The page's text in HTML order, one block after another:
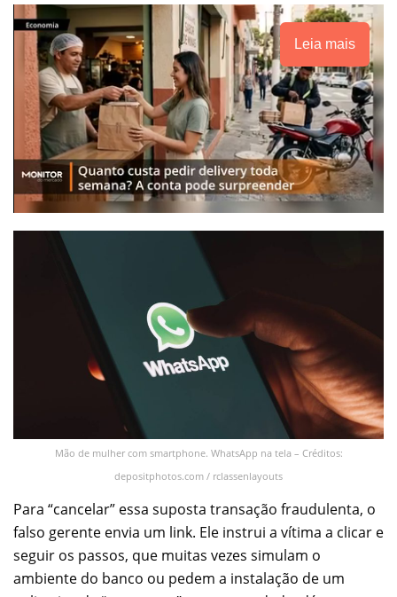
Leia mais
Mão de mulher com smartphone. WhatsApp na tela – Créditos:
depositphotos.com / rclassenlayouts
Para “cancelar” essa suposta transação fraudulenta, o
falso gerente envia um link. Ele instrui a vítima a clicar e
seguir os passos, que muitas vezes simulam o
ambiente do banco ou pedem a instalação de um